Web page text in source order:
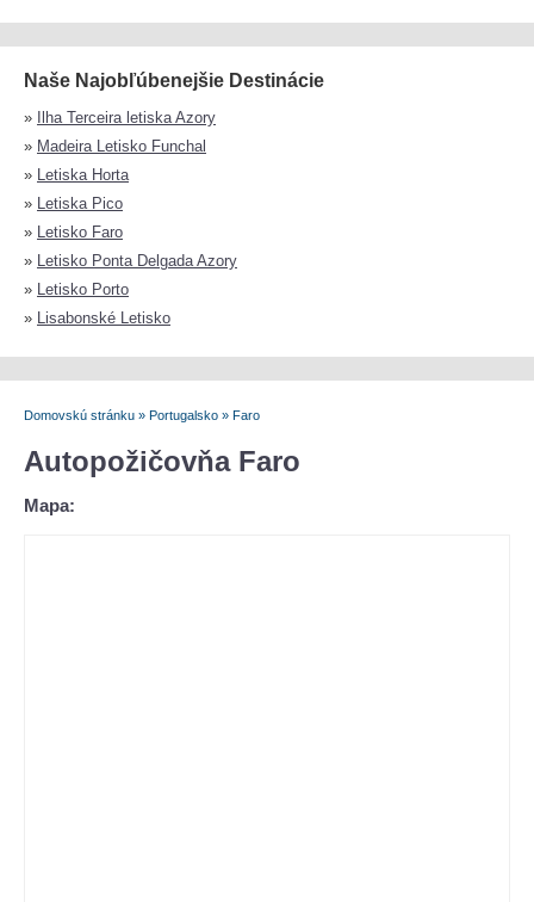
Naše Najobľúbenejšie Destinácie
»
Ilha Terceira letiska Azory
» Madeira Letisko Funchal
» Letiska Horta
» Letiska Pico
» Letisko Faro
» Letisko Ponta Delgada Azory
» Letisko Porto
» Lisabonské Letisko
Domovskú stránku » Portugalsko » Faro
Autopožičovňa Faro
Mapa: